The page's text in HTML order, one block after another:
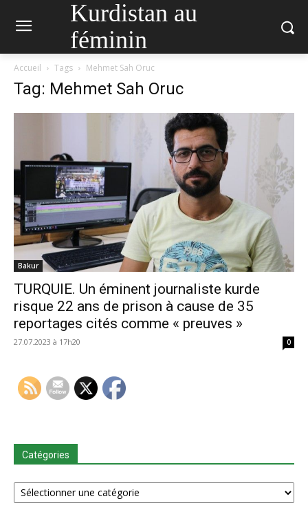
Kurdistan au
féminin
Accueil Tags Mehmet Sah Oruc
Tag: Mehmet Sah Oruc
Bakur
TURQUIE. Un éminent journaliste kurde
risque 22 ans de prison à cause de 35
reportages cités comme « preuves »
27.07.2023 à 17h20 0
Catégories
Catégories